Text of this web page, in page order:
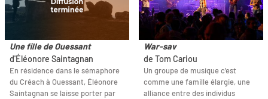
Une fille de Ouessant
d'Éléonore Saintagnan
En résidence dans le sémaphore
du Créach à Ouessant, Éléonore
Saintagnan se laisse porter par
War-sav
de Tom Cariou
Un groupe de musique c’est
comme une famille élargie, une
alliance entre des individus